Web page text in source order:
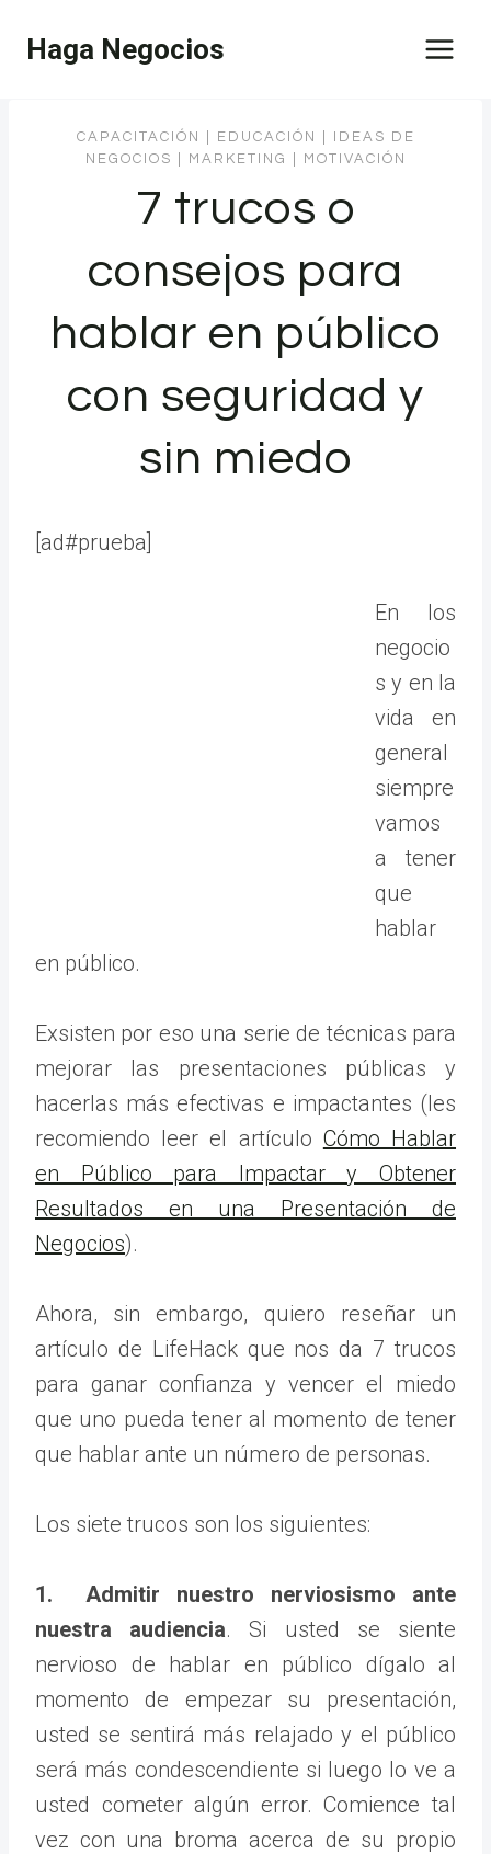
Haga Negocios
CAPACITACIÓN EDUCACIÓN
IDEAS DE
NEGOCIOS
MARKETING MOTIVACIÓN
7 trucos o
consejos para
hablar en público
con seguridad y
sin miedo
[ad#prueba]
En los
negocio
s y en la
vida en
general
siempre
vamos
a tener
que
hablar
en público.
Exsisten por eso una serie de técnicas para
mejorar las presentaciones públicas y
hacerlas más efectivas e impactantes (les
recomiendo leer el artículo Cómo Hablar
en Público para Impactar y Obtener
Resultados en una Presentación de
Negocios).
Ahora, sin embargo, quiero reseñar un
artículo de LifeHack que nos da 7 trucos
para ganar confianza y vencer el miedo
que uno pueda tener al momento de tener
que hablar ante un número de personas.
Los siete trucos son los siguientes:
1. Admitir nuestro nerviosismo ante
nuestra audiencia. Si usted se siente
nervioso de hablar en público dígalo al
momento de empezar su presentación,
usted se sentirá más relajado y el público
será más condescendiente si luego lo ve a
usted cometer algún error. Comience tal
vez con una broma acerca de su propio